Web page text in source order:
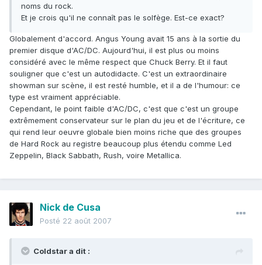
noms du rock.
Et je crois qu'il ne connaît pas le solfège. Est-ce exact?
Globalement d'accord. Angus Young avait 15 ans à la sortie du
premier disque d'AC/DC. Aujourd'hui, il est plus ou moins
considéré avec le même respect que Chuck Berry. Et il faut
souligner que c'est un autodidacte. C'est un extraordinaire
showman sur scène, il est resté humble, et il a de l'humour: ce
type est vraiment appréciable.
Cependant, le point faible d'AC/DC, c'est que c'est un groupe
extrêmement conservateur sur le plan du jeu et de l'écriture, ce
qui rend leur oeuvre globale bien moins riche que des groupes
de Hard Rock au registre beaucoup plus étendu comme Led
Zeppelin, Black Sabbath, Rush, voire Metallica.
Nick de Cusa
Posté 22 août 2007
Coldstar a dit :